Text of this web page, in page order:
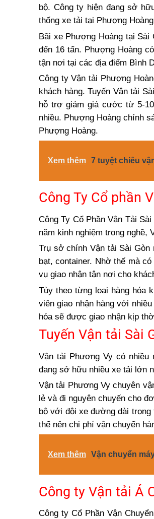
bộ. Công ty hiện đang sở
thống xe tải tại Phượng
Bãi xe Phượng Hoàng tại Sài
đến 16 tấn. Phượng Hoàng
tận nơi tại các địa điểm Bình
Công ty Vận tải Phượng
khách hàng. Tuyến Vận tải
hỗ trợ giảm giá cước từ 5-
nhiều. Phượng Hoàng chính
Phượng Hoàng.
Xem thêm 7 tuyệt chiêu
Công Ty Cổ phần
Công Ty Cổ Phần Vận Tải
năm kinh nghiệm trong nghề,
Trụ sở chính Vận tải Sài Gòn
bạt, container. Nhờ thế mà
vụ giao nhận tận nơi cho
Tùy theo từng loại hàng hóa
viên giao nhận hàng với
hóa sẽ được giao nhận kịp
Tuyến Vận tải Sài
Vận tải Phương Vy có nhiều
đang sở hữu nhiều xe tải lớn
Vận tải Phương Vy chuyên
lẻ và đi nguyên chuyến cho
bộ với đội xe đường dài
thế nên chi phí vận chuyển
Xem thêm Vận chuyển
Công ty Vận tải Á
Công ty Cổ Phần Vận